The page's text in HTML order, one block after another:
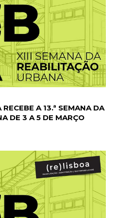
A 13.ª SEMANA DA
DE 3 A 5 DE MARÇO